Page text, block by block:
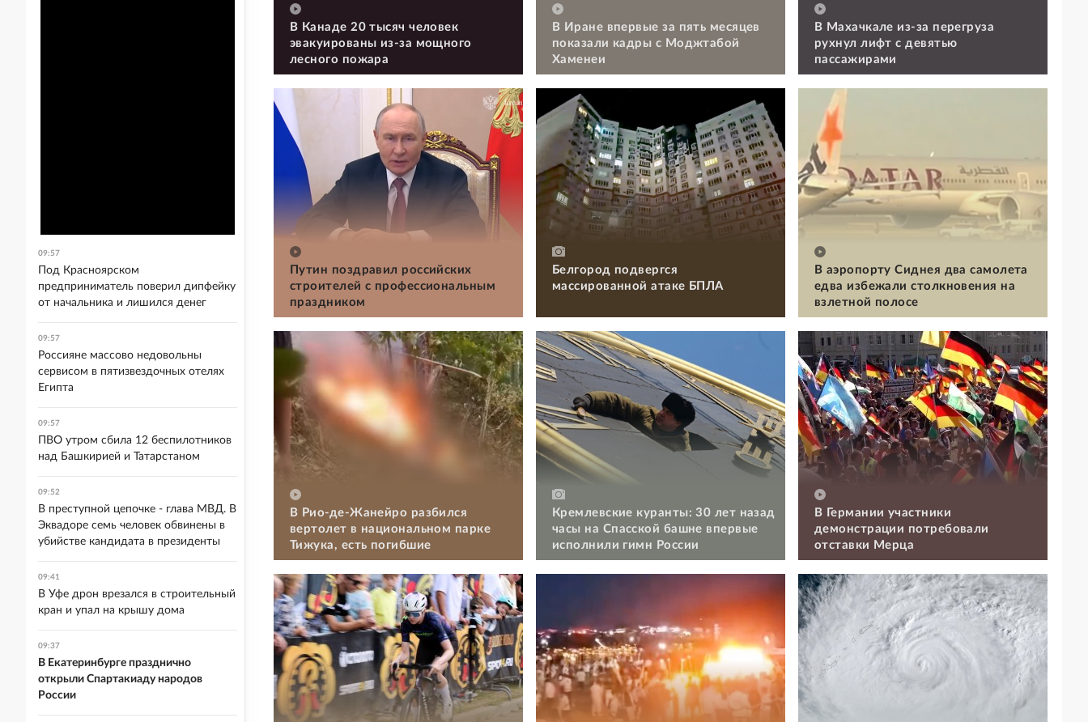
В Канаде 20 тысяч человек
эвакуированы из-за мощного
лесного пожара
В Иране впервые за пять месяцев
показали кадры с Моджтабой
Хаменеи
В Махачкале из-за перегруза
рухнул лифт с девятью
пассажирами
Путин поздравил российских
строителей с профессиональным
праздником
Белгород подвергся
массированной атаке БПЛА
В аэропорту Сиднея два самолета
едва избежали столкновения на
взлетной полосе
В Рио-де-Жанейро разбился
вертолет в национальном парке
Тижука, есть погибшие
Кремлевские куранты: 30 лет назад
часы на Спасской башне впервые
исполнили гимн России
В Германии участники
демонстрации потребовали
отставки Мерца
09:57
Под Красноярском
предприниматель поверил дипфейку
от начальника и лишился денег
09:57
Россияне массово недовольны
сервисом в пятизвездочных отелях
Египта
09:57
ПВО утром сбила 12 беспилотников
над Башкирией и Татарстаном
09:52
В преступной цепочке - глава МВД. В
Эквадоре семь человек обвинены в
убийстве кандидата в президенты
09:41
В Уфе дрон врезался в строительный
кран и упал на крышу дома
09:37
В Екатеринбурге празднично
открыли Спартакиаду народов
России